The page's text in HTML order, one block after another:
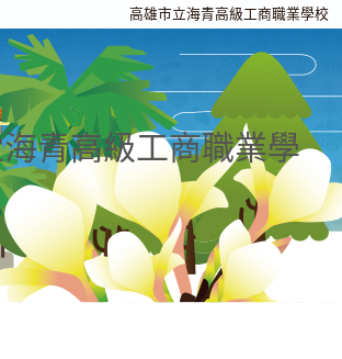
高雄市立海青高級工商職業學校
青高級工商職業學